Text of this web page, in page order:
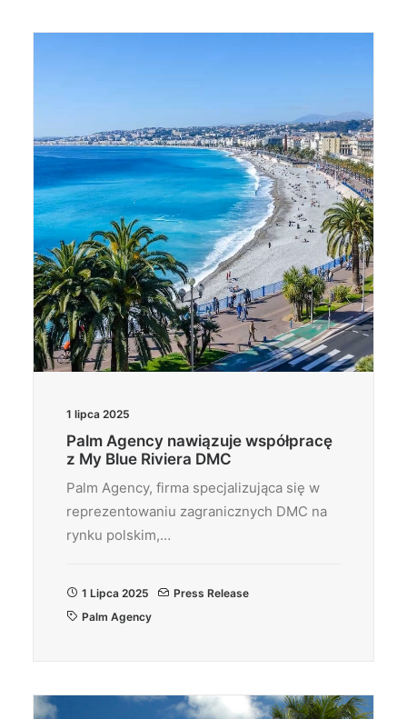
Wasze Podróże
Wyszukiwanie
1 lipca 2025
Palm Agency nawiązuje współpracę
z My Blue Riviera DMC
Palm Agency, firma specjalizująca się w
reprezentowaniu zagranicznych DMC na
rynku polskim,…
1 Lipca 2025
Press Release
Palm Agency